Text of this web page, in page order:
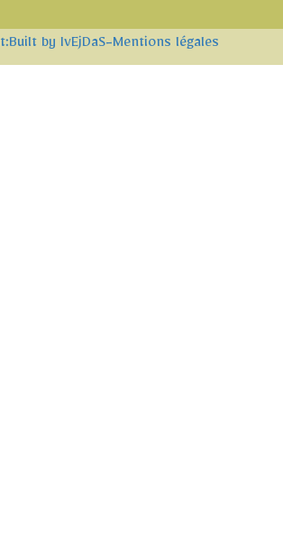
by IvEjDaS-Mentions légales